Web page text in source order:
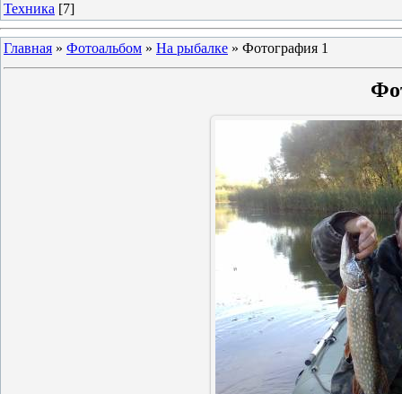
Техника [7]
Главная » Фотоальбом » На рыбалке » Фотография 1